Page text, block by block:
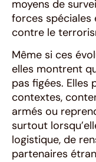
moyens de
forces spéciales
contre le
Même si ces
elles montrent
pas figées. Elles
contextes,
armés ou
surtout
logistique, de
partenaires